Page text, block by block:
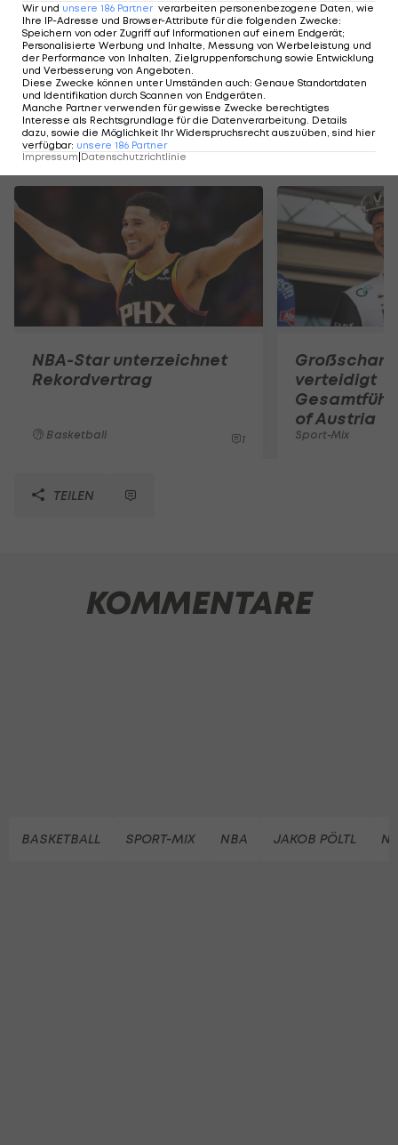
HIGHLIGHTS: LASK - SK Sturm Graz
Fußball - Frauen-Bundesliga
FC Blau-Weiß Linz
Fußball -
Mehr zum Thema
NBA-Star unterzeichnet
Rekordvertrag
Basketball 1
verteidigt
of Austria
Sport-Mix
TEILEN
KOMMENTARE
BASKETBALL SPORT-MIX NBA JAKOB PÖLTL
Wir und unsere 186 Partner verarbeiten personenbezogene Daten, wie
Ihre IP-Adresse und Browser-Attribute für die folgenden Zwecke:
Speichern von oder Zugriff auf Informationen auf einem Endgerät;
Personalisierte Werbung und Inhalte, Messung von Werbeleistung und
der Performance von Inhalten, Zielgruppenforschung sowie Entwicklung
und Verbesserung von Angeboten
Diese Zwecke können unter Umständen auch: Genaue Standortdaten
und Identifikation durch Scannen von Endgeräten
Manche Partner verwenden für gewisse Zwecke berechtigtes
Interesse als Rechtsgrundlage für die Datenverarbeitung. Details
dazu, sowie die Möglichkeit Ihr Widerspruchsrecht auszuüben, sind hier
verfügbar: unsere 186 Partner
Impressum|Datenschutzrichtlinie